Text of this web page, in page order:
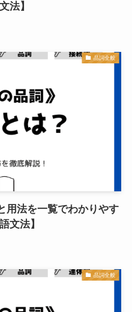
法】
品詞全般
用法を一覧でわかりやす
文法】
品詞全般